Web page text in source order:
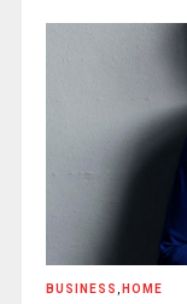
BUSINESS HOME